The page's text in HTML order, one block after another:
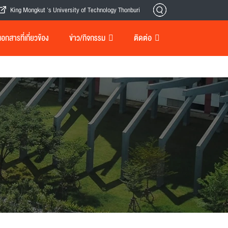
King Mongkut 's University of Technology Thonburi
กสารที่เกี่ยวข้อง ข่าว/กิจกรรม ติดต่อ